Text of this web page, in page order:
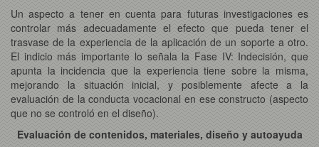
Un aspecto a tener en cuenta para futuras investigaciones es
controlar más adecuadamente el efecto que pueda tener el
trasvase de la experiencia de la aplicación de un soporte a otro.
El indicio más importante lo señala la Fase IV: Indecisión, que
apunta la incidencia que la experiencia tiene sobre la misma,
mejorando la situación inicial, y posiblemente afecte a la
evaluación de la conducta vocacional en ese constructo (aspecto
que no se controló en el diseño).
Evaluación de contenidos, materiales, diseño y autoayuda